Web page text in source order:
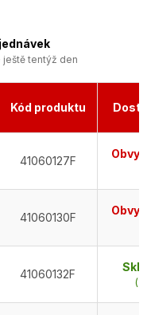
tentýž den
Kód produktu
41060127F
41060130F
41060132F
(3